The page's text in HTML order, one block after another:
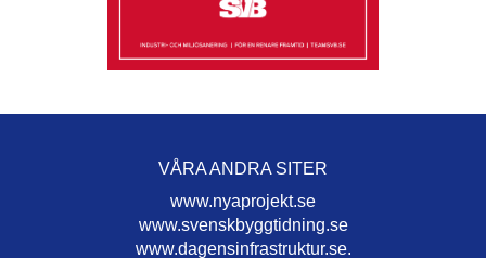
VÅRA ANDRA SITER
www.nyaprojekt.se
www.svenskbyggtidning.se
www.dagensinfrastruktur.se.